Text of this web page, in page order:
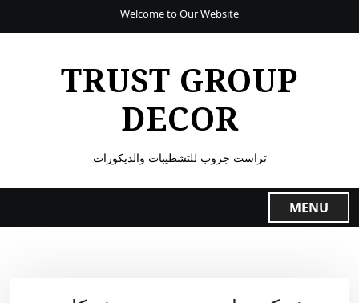
Welcome to Our Website
TRUST GROUP
DECOR
تراست جروب للتشطيبات والديكورات
MENU